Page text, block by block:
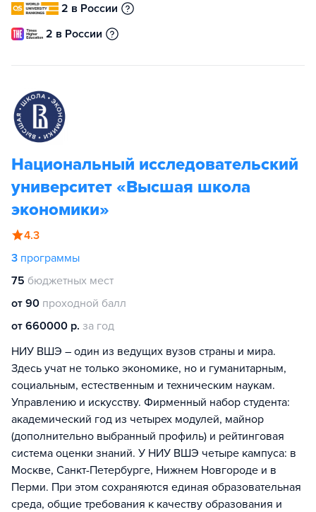
2 в России
2 в России
Национальный исследовательский
университет «Высшая школа
экономики»
4.3
3 программы
75 бюджетных мест
от 90 проходной балл
от 660000 р. за год
НИУ ВШЭ – один из ведущих вузов страны и мира.
Здесь учат не только экономике, но и гуманитарным,
социальным, естественным и техническим наукам.
Управлению и искусству. Фирменный набор студента:
академический год из четырех модулей, майнор
(дополнительно выбранный профиль) и рейтинговая
система оценки знаний. У НИУ ВШЭ четыре кампуса: в
Москве, Санкт-Петербурге, Нижнем Новгороде и в
Перми. При этом сохраняются единая образовательная
среда, общие требования к качеству образования и